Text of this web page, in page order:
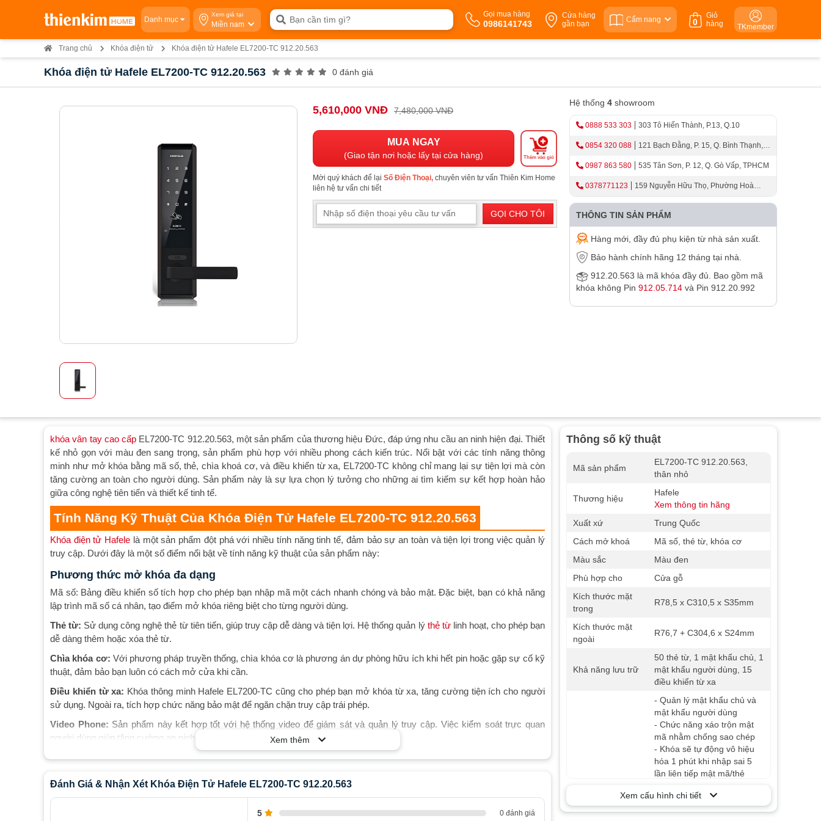
Danh mục
Xem giá tại
Miền nam
Gọi mua hàng
0986141743
Cửa hàng
gần bạn
Cẩm nang
Giỏ
hàng
0 TKmember
Trang chủ Khóa điện tử Khóa điện tử Hafele EL7200-TC 912.20.563
Khóa điện tử Hafele EL7200-TC 912.20.563 0 đánh giá
5,610,000 VNĐ 7,480,000 VNĐ
MUA NGAY
(Giao tận nơi hoặc lấy tại cửa hàng) Thêm vào giỏ
Mời quý khách để lại Số Điện Thoại, chuyên viên tư vấn Thiên Kim Home
liên hệ tư vấn chi tiết
GỌI CHO TÔI
Hệ thống 4 showroom
0888 533 303 303 Tô Hiến Thành, P.13, Q.10
0854 320 088
121 Bạch Đằng, P. 15, Q. Bình Thạnh,
TPHCM
0987 863 580 535 Tân Sơn, P. 12, Q. Gò Vấp, TPHCM
0378771123
159 Nguyễn Hữu Thọ, Phường Hoà
THÔNG TIN SẢN PHẨM
Hàng mới, đầy đủ phụ kiện từ nhà sản xuất.
Bảo hành chính hãng 12 tháng tại nhà.
912.20.563 là mã khóa đầy đủ. Bao gồm mã
khóa không Pin 912.05.714 và Pin 912.20.992
khóa vân tay cao cấp EL7200-TC 912.20.563, một sản phẩm của thương hiệu Đức, đáp ứng nhu cầu an ninh hiện đại. Thiết
kế nhỏ gọn với màu đen sang trọng, sản phẩm phù hợp với nhiều phong cách kiến trúc. Nổi bật với các tính năng thông
minh như mở khóa bằng mã số, thẻ, chìa khoá cơ, và điều khiển từ xa, EL7200-TC không chỉ mang lại sự tiện lợi mà còn
tăng cường an toàn cho người dùng. Sản phẩm này là sự lựa chọn lý tưởng cho những ai tìm kiếm sự kết hợp hoàn hảo
giữa công nghệ tiên tiến và thiết kế tinh tế.
Tính Năng Kỹ Thuật Của Khóa Điện Tử Hafele EL7200-TC 912.20.563
Khóa điện tử Hafele là một sản phẩm đột phá với nhiều tính năng tinh tế, đảm bảo sự an toàn và tiện lợi trong việc quản lý
truy cập. Dưới đây là một số điểm nổi bật về tính năng kỹ thuật của sản phẩm này:
Phương thức mở khóa đa dạng
Mã số: Bảng điều khiển số tích hợp cho phép bạn nhập mã một cách nhanh chóng và bảo mật. Đặc biệt, bạn có khả năng
lập trình mã số cá nhân, tạo điểm mở khóa riêng biệt cho từng người dùng.
Thẻ từ: Sử dụng công nghệ thẻ từ tiên tiến, giúp truy cập dễ dàng và tiện lợi. Hệ thống quản lý thẻ từlinh hoạt, cho phép bạn
dễ dàng thêm hoặc xóa thẻ từ.
Chìa khóa cơ: Với phương pháp truyền thống, chìa khóa cơ là phương án dự phòng hữu ích khi hết pin hoặc gặp sự cố kỹ
thuật, đảm bảo bạn luôn có cách mở cửa khi cần.
Điều khiển từ xa: Khóa thông minh Hafele EL7200-TC cũng cho phép bạn mở khóa từ xa, tăng cường tiện ích cho người
sử dụng. Ngoài ra, tích hợp chức năng bảo mật để ngăn chặn truy cập trái phép.
Video Phone: Sản phẩm này kết hợp tốt với hệ thống video để giám sát và quản lý truy cập. Việc kiểm soát trực quan
người dùng giúp tăng cường an ninh cho ngôi nhà hoặc văn phòng của bạn.
Kích thước và thiết kế
ứng nhu cầu đa dạng của người dùng.
Chất liệu và màu sắc: Sản phẩm được chế tạo từ sự kết hợp giữa hợp kim nhôm, kẽm, và nhựa ABS chất lượng cao. Sơn
Xem thêm
Đánh Giá & Nhận Xét Khóa Điện Tử Hafele EL7200-TC 912.20.563
5 0 đánh giá
Thông số kỹ thuật
Mã sản phẩm
EL7200-TC 912.20.563,
thân nhỏ
Thương hiệu
Hafele
Xem thông tin hãng
Xuất xứ
Trung Quốc
Cách mở khoá
Mã số, thẻ từ, khóa cơ
Màu sắc
Màu đen
Phù hợp cho
Cửa gỗ
Kích thước mặt
trong
R78,5 x C310,5 x S35mm
Kích thước mặt
ngoài
R76,7 + C304,6 x S24mm
Khả năng lưu trữ
50 thẻ từ, 1 mật khẩu chủ, 1
mật khẩu người dùng, 15
điều khiển từ xa
- Quản lý mật khẩu chủ và
mật khẩu người dùng
- Chức năng xáo trộn mật
mã nhằm chống sao chép
- Khóa sẽ tự động vô hiệu
hóa 1 phút khi nhập sai 5
lần liên tiếp mật mã/thẻ
kép an toàn từ phía ngoài
và phía trong nhà
Xem cấu hình chi tiết